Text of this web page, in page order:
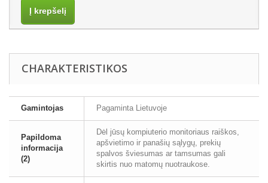
Į krepšelį
CHARAKTERISTIKOS
Gamintojas Pagaminta Lietuvoje
Papildoma
informacija
(2)
Dėl jūsų kompiuterio monitoriaus raiškos,
apšvietimo ir panašių sąlygų, prekių
spalvos šviesumas ar tamsumas gali
skirtis nuo matomų nuotraukose.